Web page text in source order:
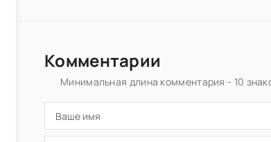
Комментарии
Минимальная длина комментария - 10